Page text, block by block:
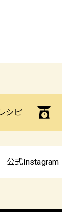
シピ
公式Instagram